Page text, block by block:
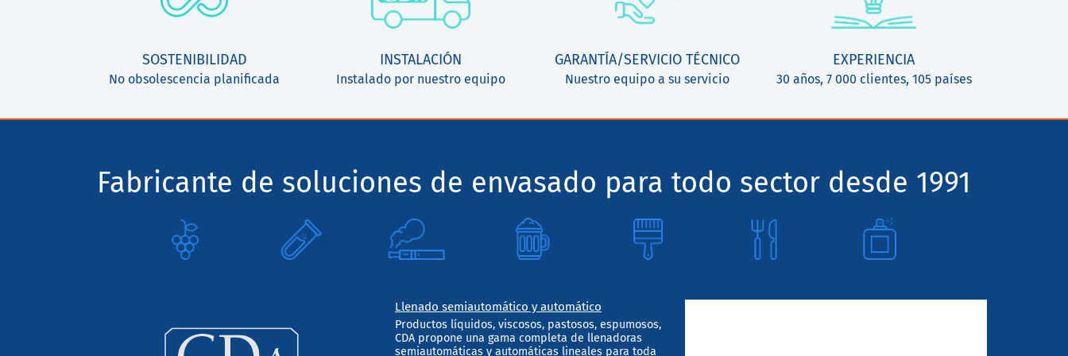
SOSTENIBILIDAD
No obsolescencia planificada
INSTALACIÓN
Instalado por nuestro equipo
GARANTÍA/SERVICIO TÉCNICO
Nuestro equipo a su servicio
EXPERIENCIA
30 años, 7 000 clientes, 105 países
Fabricante de soluciones de envasado para todo sector desde 1991
Llenado semiautomático y automático
Productos líquidos, viscosos, pastosos, espumosos,
CDA propone una gama completa de llenadoras
semiautomáticas y automáticas lineales para toda